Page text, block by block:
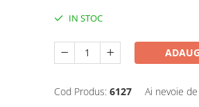
IN STOC
Cod Produs: 6127 Ai nevoie